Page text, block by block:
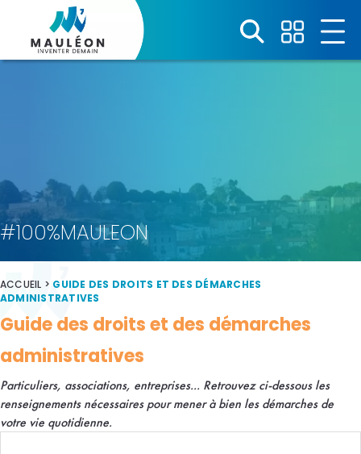
#100%MAULEON
ACCUEIL > GUIDE DES DROITS ET DES DÉMARCHES
ADMINISTRATIVES
Guide des droits et des démarches
administratives
Particuliers, associations, entreprises... Retrouvez ci-dessous les
renseignements nécessaires pour mener à bien les démarches de
votre vie quotidienne.
Panneau de gestion des cookies